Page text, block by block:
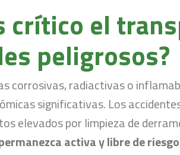
crítico el
peligrosos?
corrosivas, radiactivas o
significativas. Los
elevados por limpieza de
activa y libre de